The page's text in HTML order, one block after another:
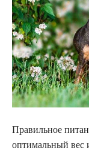
Правильное
оптимальный вес